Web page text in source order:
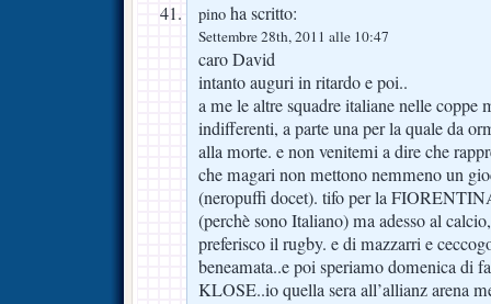
pino ha scritto:
Settembre 28th, 2011 alle 10:47
caro David
intanto auguri in ritardo e poi..
a me le altre squadre italiane nelle coppe
indifferenti, a parte una per la quale da
alla morte. e non venitemi a dire che
che magari non mettono nemmeno un
(neropuffi docet). tifo per la
(perchè sono Italiano) ma adesso al
preferisco il rugby. e di mazzarri e
beneamata..e poi speriamo domenica di
KLOSE..io quella sera all’allianz arena